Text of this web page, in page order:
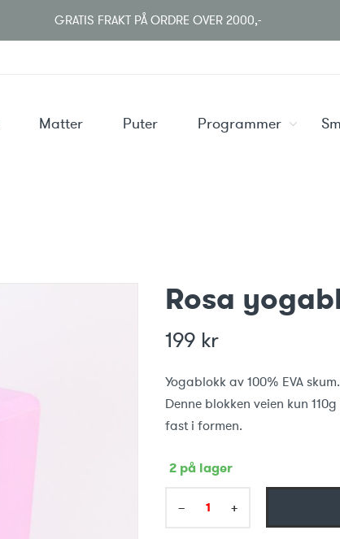
GRATIS FRAKT PÅ ORDRE OVER 2000,-
Matter Puter Programmer
Rosa
199 kr
Yogablokk av 100% EVA
Denne blokken veien kun
fast i formen.
2 på lager
+
−